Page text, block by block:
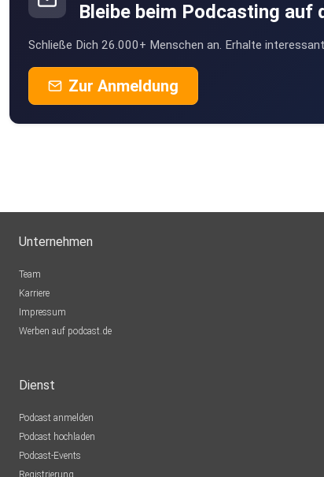
Bleibe beim Podcasting auf
Schließe Dich 26.000+ Menschen an. Erhalte
Zur Anmeldung
Unternehmen
Team
Karriere
Impressum
Werben auf podcast.de
Dienst
Podcast anmelden
Podcast hochladen
Podcast-Events
Registrierung